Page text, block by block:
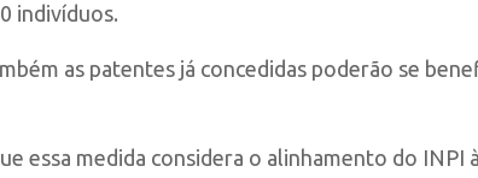
indivíduos.
as patentes já concedidas poderão se
essa medida considera o alinhamento do INPI